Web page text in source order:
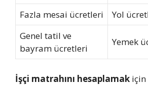
Fazla mesai ücretleri
Yol
Genel tatil ve
bayram ücretleri
Yemek
İşçi matrahını hesaplamak